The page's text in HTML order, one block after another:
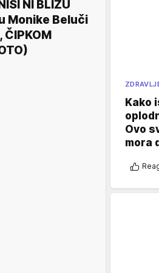
NI BLIZU
Monike Beluči
Kako
Ovo
mora